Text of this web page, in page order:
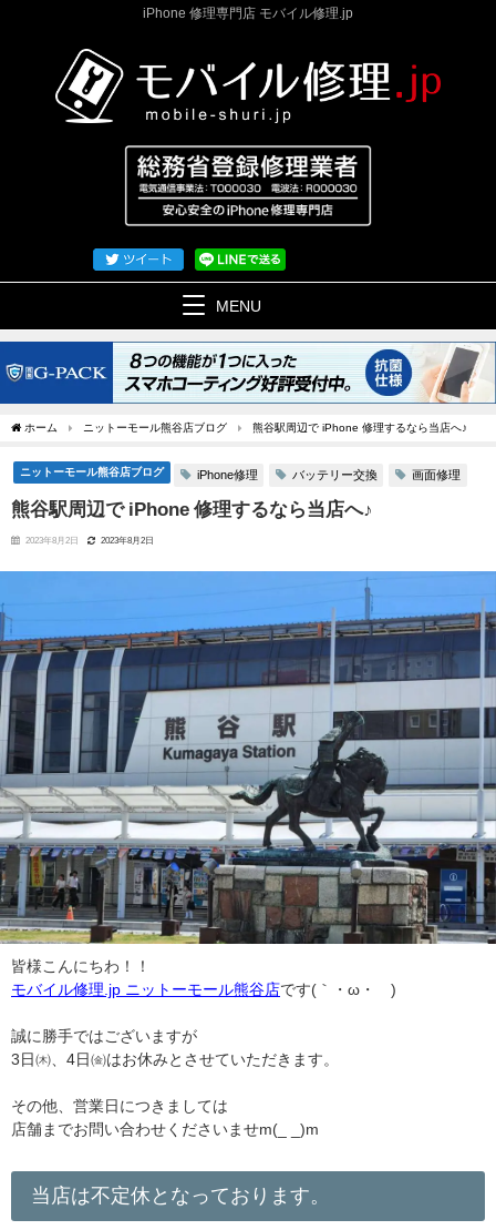
iPhone 修理専門店 モバイル修理.jp
MENU
ホーム ニットーモール熊谷店ブログ 熊谷駅周辺で iPhone 修理するなら当店へ♪
ニットーモール熊谷店ブログ iPhone修理 バッテリー交換 画面修理
熊谷駅周辺で iPhone 修理するなら当店へ♪
2023年8月2日 2023年8月2日
皆様こんにちわ！！
モバイル修理.jp ニットーモール熊谷店です(｀・ω・´)
誠に勝手ではございますが
3日㈭、4日㈮はお休みとさせていただきます。
その他、営業日につきましては
店舗までお問い合わせくださいませm(_ _)m
当店は不定休となっております。